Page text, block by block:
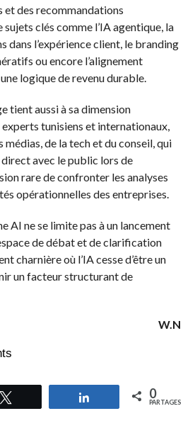
et des recommandations
clés comme l’IA agentique, la
l’expérience client, le branding
ou encore l’alignement
logique de revenu durable.
tient aussi à sa dimension
tunisiens et internationaux,
médias, de la tech et du conseil, qui
avec le public lors de
rare de confronter les analyses
opérationnelles des entreprises.
AI ne se limite pas à un lancement
de débat et de clarification
charnière où l’IA cesse d’être un
un facteur structurant de
W.N
Partagez 0
PARTAGES